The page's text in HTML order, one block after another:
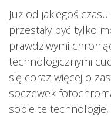
Już od jakiegoś
przestały być tylko
prawdziwymi
technologicznymi
się coraz więcej o
soczewek
sobie te technologie,